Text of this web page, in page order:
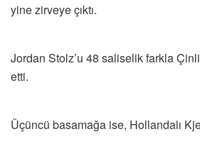
yine zirveye çıktı.
Jordan Stolz’u 48 saliselik farkla
etti.
Üçüncü basamağa ise, Hollandalı